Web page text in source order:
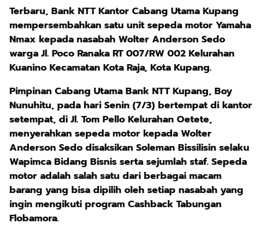
Terbaru, Bank NTT Kantor Cabang Utama Kupang
mempersembahkan satu unit sepeda motor Yamaha
Nmax kepada nasabah Wolter Anderson Sedo
warga Jl. Poco Ranaka RT 007/RW 002 Kelurahan
Kuanino Kecamatan Kota Raja, Kota Kupang.
Pimpinan Cabang Utama Bank NTT Kupang, Boy
Nunuhitu, pada hari Senin (7/3) bertempat di kantor
setempat, di Jl. Tom Pello Kelurahan Oetete,
menyerahkan sepeda motor kepada Wolter
Anderson Sedo disaksikan Soleman Bissilisin selaku
Wapimca Bidang Bisnis serta sejumlah staf. Sepeda
motor adalah salah satu dari berbagai macam
barang yang bisa dipilih oleh setiap nasabah yang
ingin mengikuti program Cashback Tabungan
Flobamora.